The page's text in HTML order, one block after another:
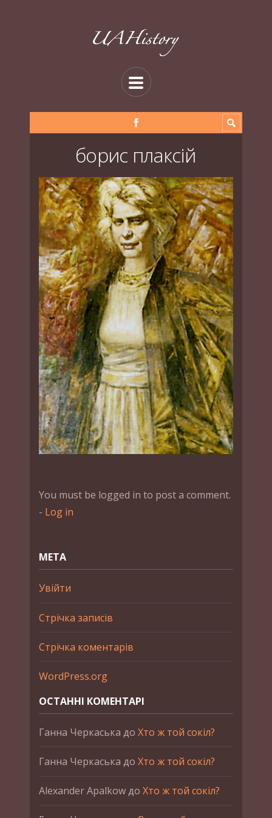
борис плаксій
You must be logged in to post a comment.
- Log in
МЕТА
Увійти
Стрічка записів
Стрічка коментарів
WordPress.org
ОСТАННІ КОМЕНТАРІ
Ганна Черкаська до Хто ж той сокіл?
Ганна Черкаська до Хто ж той сокіл?
Alexander Apalkowдо Хто ж той сокіл?